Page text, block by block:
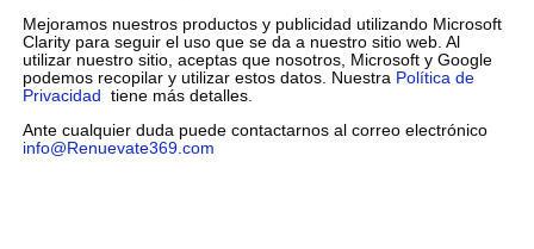
Mejoramos nuestros productos y publicidad utilizando Microsoft
Clarity para seguir el uso que se da a nuestro sitio web. Al
utilizar nuestro sitio, aceptas que nosotros, Microsoft y Google
podemos recopilar y utilizar estos datos. Nuestra Política de
Privacidad tiene más detalles.
Ante cualquier duda puede contactarnos al correo electrónico
info@Renuevate369.com